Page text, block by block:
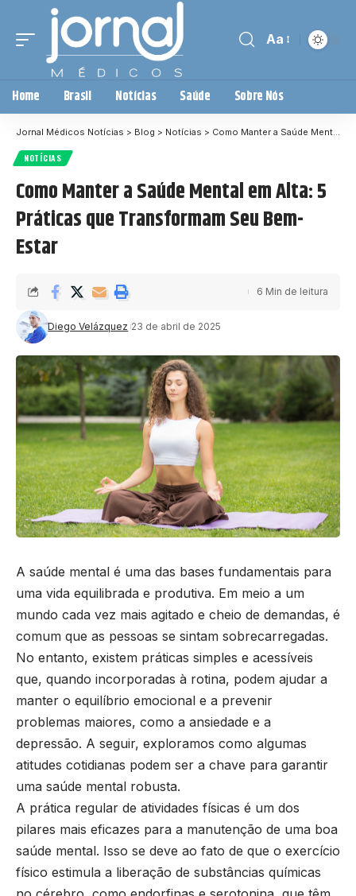
Aa
Home Brasil Notícias Saúde Sobre Nós
Jornal Médicos Notícias > Blog > Notícias > Como Manter a Saúde Mental em Alta: 5 Práticas que Transformam Seu Bem-Estar
NOTÍCIAS
Como Manter a Saúde Mental em Alta: 5
Práticas que Transformam Seu Bem-
Estar
Diego Velázquez 23 de abril de 2025
6 Min de leitura
A saúde mental é uma das bases fundamentais para
uma vida equilibrada e produtiva. Em meio a um
mundo cada vez mais agitado e cheio de demandas, é
comum que as pessoas se sintam sobrecarregadas.
No entanto, existem práticas simples e acessíveis
que, quando incorporadas à rotina, podem ajudar a
manter o equilíbrio emocional e a prevenir
problemas maiores, como a ansiedade e a
depressão. A seguir, exploramos como algumas
atitudes cotidianas podem ser a chave para garantir
uma saúde mental robusta.
A prática regular de atividades físicas é um dos
pilares mais eficazes para a manutenção de uma boa
saúde mental. Isso se deve ao fato de que o exercício
físico estimula a liberação de substâncias químicas